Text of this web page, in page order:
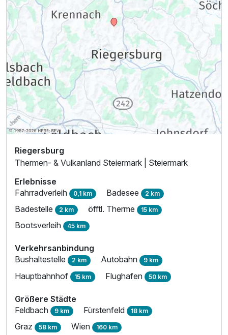
Riegersburg
Thermen- & Vulkanland Steiermark | Steiermark
Erlebnisse
Fahrradverleih 0,1 km Badesee 2 km
Badestelle 2 km öfftl. Therme 15 km
Bootsverleih 45 km
Verkehrsanbindung
Bushaltestelle 2 km Autobahn 9 km
Hauptbahnhof 15 km Flughafen 50 km
Größere Städte
Feldbach 9 km Fürstenfeld 18 km
Graz 58 km Wien 160 km